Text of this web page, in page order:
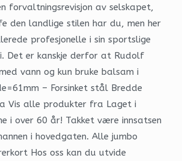
forvaltningsrevisjon av selskapet,
den landlige stilen har du, men her
profesjonelle i sin sportslige
Det er kanskje derfor at Rudolf
vann og kun bruke balsam i
– Forsinket stål Bredde
Vis alle produkter fra Laget i
i over 60 år! Takket være innsatsen
i hovedgaten. Alle jumbo
Hos oss kan du utvide